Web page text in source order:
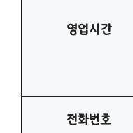
영업시간
전화번호